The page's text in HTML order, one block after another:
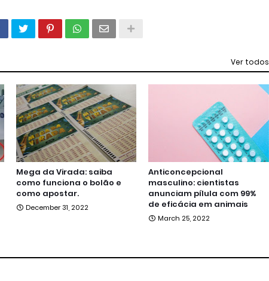
Ver todos
Mega da Virada: saiba
como funciona o bolão e
como apostar.
December 31, 2022
Anticoncepcional
masculino: cientistas
anunciam pílula com 99%
de eficácia em animais
March 25, 2022